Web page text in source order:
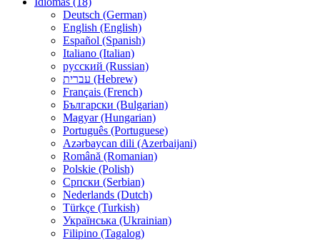
Deutsch (German)
English (English)
Español (Spanish)
Italiano (Italian)
русский (Russian)
עברית (Hebrew)
Français (French)
Български (Bulgarian)
Magyar (Hungarian)
Português (Portuguese)
Azərbaycan dili (Azerbaijani)
Română (Romanian)
Polskie (Polish)
Српски (Serbian)
Nederlands (Dutch)
Türkçe (Turkish)
Українська (Ukrainian)
Filipino (Tagalog)